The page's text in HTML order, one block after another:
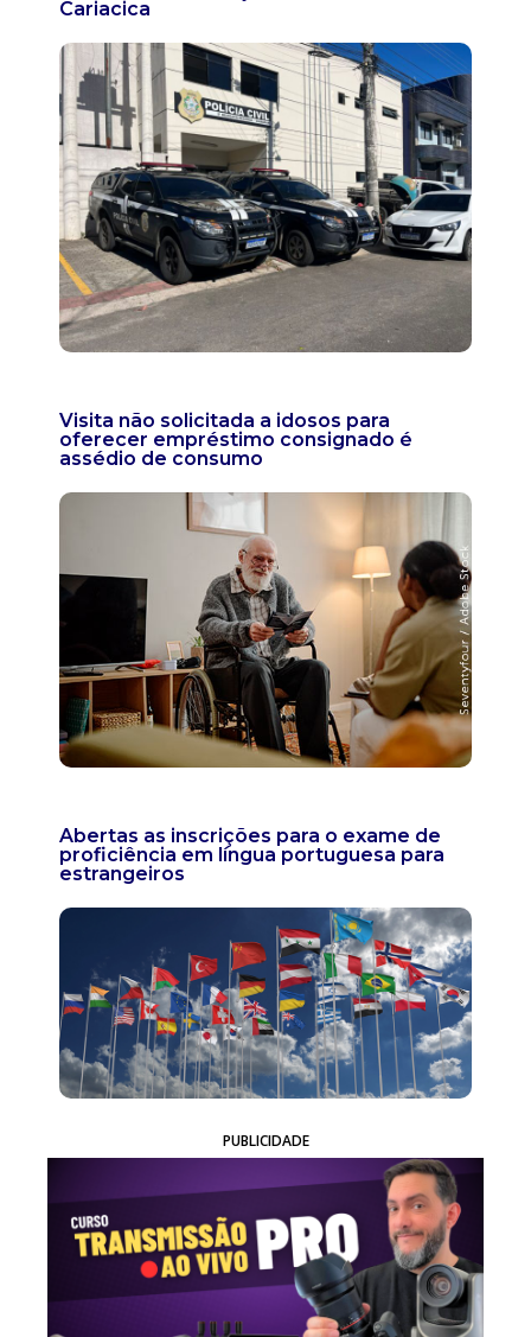
Cariacica
Visita não solicitada a idosos para
oferecer empréstimo consignado é
assédio de consumo
Abertas as inscrições para o exame de
proficiência em língua portuguesa para
estrangeiros
PUBLICIDADE